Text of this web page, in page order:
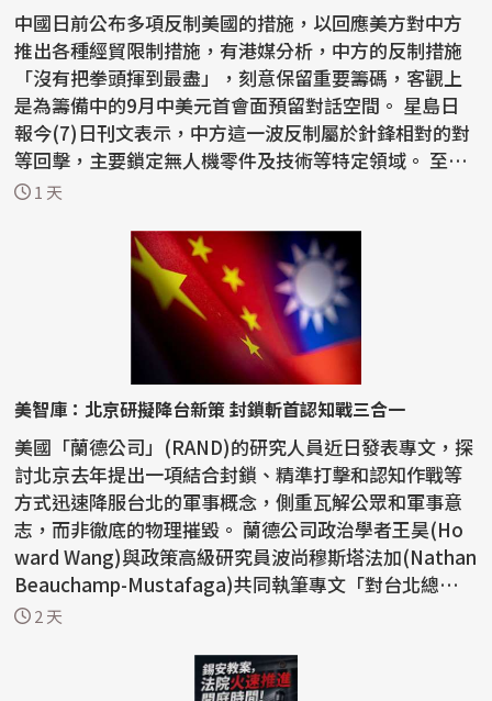
中國日前公布多項反制美國的措施，以回應美方對中方
推出各種經貿限制措施，有港媒分析，中方的反制措施
「沒有把拳頭揮到最盡」，刻意保留重要籌碼，客觀上
是為籌備中的9月中美元首會面預留對話空間。 星島日
報今(7)日刊文表示，中方這一波反制屬於針鋒相對的對
等回擊，主要鎖定無人機零件及技術等特定領域。 至於
稀土...
1 天
美智庫：北京研擬降台新策 封鎖斬首認知戰三合一
美國「蘭德公司」(RAND)的研究人員近日發表專文，探
討北京去年提出一項結合封鎖、精準打擊和認知作戰等
方式迅速降服台北的軍事概念，側重瓦解公眾和軍事意
志，而非徹底的物理摧毀。 蘭德公司政治學者王昊(Ho
ward Wang)與政策高級研究員波尚穆斯塔法加(Nathan
Beauchamp-Mustafaga)共同執筆專文「對台北總體
戰：中國探...
2 天